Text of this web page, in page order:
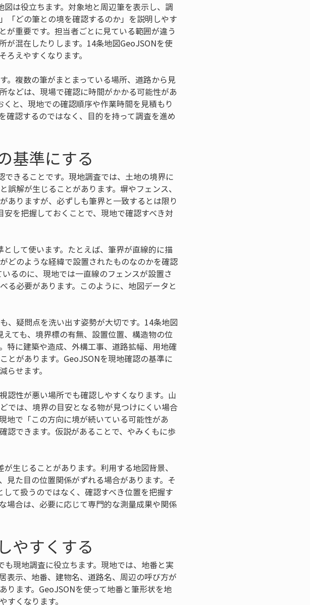
は役立ちます。対象地と周辺筆を表示し、調
「どの筆との境を確認するのか」を説明しやす
が重要です。担当者ごとに見ている範囲が違う
が混在したりします。14条地図GeoJSONを使
えやすくなります。
。複数の筆がまとまっている場所、道路から見
などは、現場で確認に時間がかかる可能性があ
と、現地での確認順序や作業時間を見積もり
確認するのではなく、目的を持って調査を進め
基準にする
きることです。現地調査では、土地の境界に
解が生じることがあります。塀やフェンス、
ありますが、必ずしも筆界と一致するとは限り
を把握しておくことで、現地で確認すべき対
して使います。たとえば、筆界が直線的に描
どのような経緯で設置されたものなのかを確認
るのに、現地では一直線のフェンスが設置さ
る必要があります。このように、地図データと
、疑問点を洗い出す姿勢が大切です。14条地図
ても、境界標の有無、設置位置、構造物の位
特に建築や造成、外構工事、道路拡幅、用地確
とがあります。GeoJSONを現地確認の基準に
せます。
認性が悪い場所でも確認しやすくなります。山
では、境界の目安となる物が見つけにくい場合
地で「この方向に境が続いている可能性があ
認できます。仮説があることで、やみくもに歩
生じることがあります。利用する地図背景、
見た目の位置関係がずれる場合があります。そ
て扱うのではなく、確認すべき位置を把握す
場合は、必要に応じて専門的な測量成果や関係
やすくする
現地調査に役立ちます。現地では、地番と実
表示、地番、建物名、道路名、周辺の呼び方が
ります。GeoJSONを使って地番と筆形状を地
くなります。